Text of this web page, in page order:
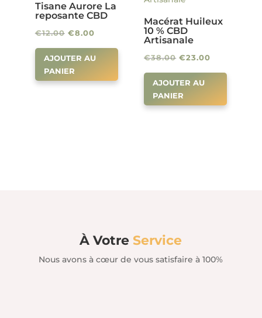
produit
Tisane Aurore La
reposante CBD
€12.00 Le
prix
initial
€8.00Le
prix
actuel
AJOUTER AU
PANIER
Macérat Huileux
10 % CBD
Artisanale
€38.00 Le
prix
initial
€23.00
prix
est :
AJOUTER AU
PANIER
À VotreService
Nous avons à cœur de vous satisfaire à 100%